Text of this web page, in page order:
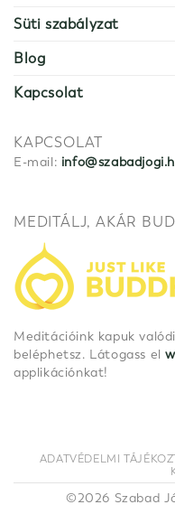
Süti szabályzat
Blog
Kapcsolat
KAPCSOLAT
E-mail:
MEDITÁLJ, AKÁR
Meditációink kapuk
beléphetsz. Látogass el
applikációnkat!
ADATVÉDELMI
©2026 Szabad